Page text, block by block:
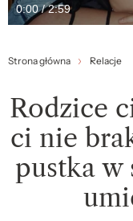
0:00 / 2:59
Strona główna Relacje
Rodzice
ci nie
pustka